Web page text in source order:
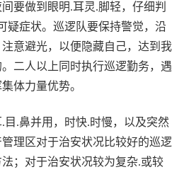
要做到眼明.耳灵.脚轻，仔细判
疑症状。巡逻队要保持警觉，沿
意避光，以便隐藏自己，达到我
二人以上同时执行巡逻勤务，遇
体力量优势。
.鼻并用，时快.时慢，以及突然
理区对于治安状况比较好的巡逻
；对于治安状况较为复杂.或较